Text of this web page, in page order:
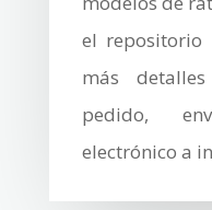
el repositorio
más
pedido,
electrónico a